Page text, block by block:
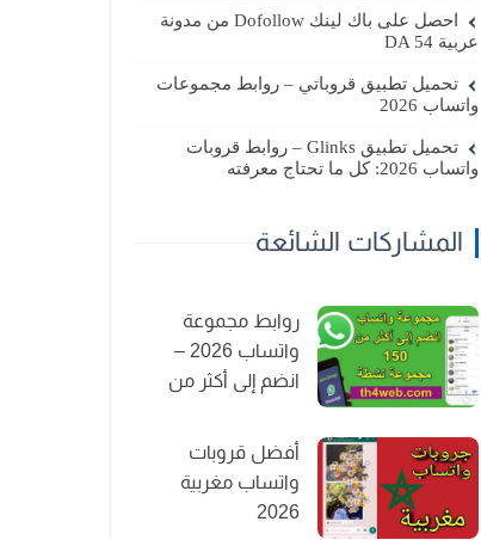
احصل على باك لينك Dofollow من مدونة
عربية DA 54
تحميل تطبيق قروباتي – روابط مجموعات
واتساب 2026
تحميل تطبيق Glinks – روابط قروبات
واتساب 2026: كل ما تحتاج معرفته
المشاركات الشائعة
روابط مجموعة
واتساب 2026 –
انضم إلى أكثر من
أفضل قروبات
واتساب مغربية
2026